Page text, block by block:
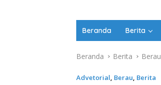
Beranda Berita
Beranda Berita Berau
Advetorial, Berau, Berita